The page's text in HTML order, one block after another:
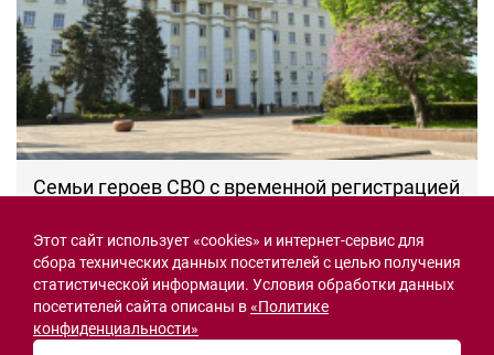
Семьи героев СВО с временной регистрацией
30.07.2026 13:05
Новости рубрики
Этот сайт использует «cookies» и интернет-сервис для
сбора технических данных посетителей с целью получения
статистической информации. Условия обработки данных
посетителей сайта описаны в«Политике
конфиденциальности»